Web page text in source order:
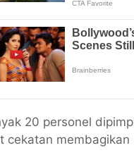
20 personel
cekatan